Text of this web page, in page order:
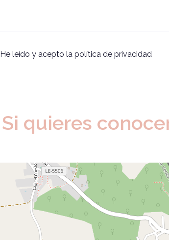
He leído y acepto la política de privacidad
Si quieres